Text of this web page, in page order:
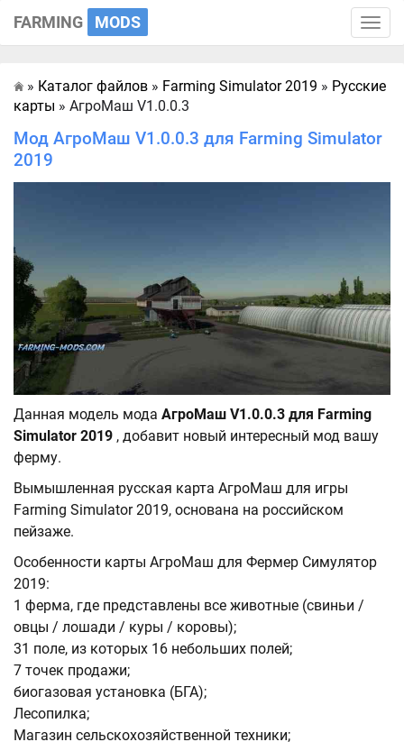
Toggle
FARMING MODS
Главная
» Каталог файлов » Farming Simulator 2019 » Русские
карты » АгроМаш V1.0.0.3
Мод АгроМаш V1.0.0.3 для Farming Simulator
2019
Данная модель мода АгроМаш V1.0.0.3 для Farming
Simulator 2019 , добавит новый интересный мод вашу
ферму.
Вымышленная русская карта АгроМаш для игры
Farming Simulator 2019, основана на российском
пейзаже.
Особенности карты АгроМаш для Фермер Симулятор
2019:
1 ферма, где представлены все животные (свиньи /
овцы / лошади / куры / коровы);
31 поле, из которых 16 небольших полей;
7 точек продажи;
биогазовая установка (БГА);
Лесопилка;
Магазин сельскохозяйственной техники;